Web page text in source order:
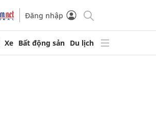
Đăng nhập
Xe Bất động sản Du lịch